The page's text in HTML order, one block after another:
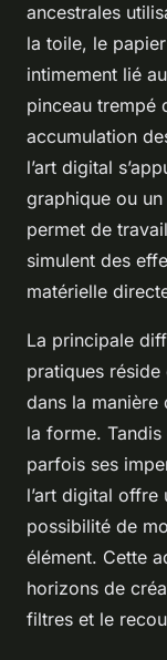
ancestrales
la toile, le
intimement lié
pinceau trempé
accumulation
l’art digital
graphique ou
permet de
simulent des
matérielle
La principale
pratiques
dans la manière
la forme.
parfois ses
l’art digital offre
possibilité de
élément. Cette
horizons de
filtres et le